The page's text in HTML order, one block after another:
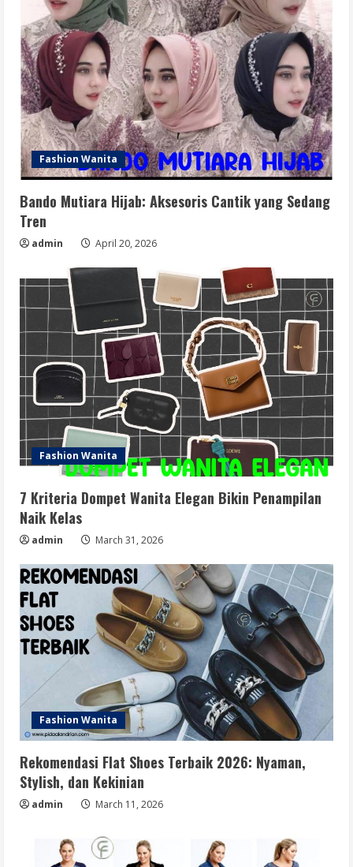
Fashion Wanita
Bando Mutiara Hijab: Aksesoris Cantik yang Sedang
Tren
admin April 20, 2026
Fashion Wanita
7 Kriteria Dompet Wanita Elegan Bikin Penampilan
Naik Kelas
admin March 31, 2026
Fashion Wanita
Rekomendasi Flat Shoes Terbaik 2026: Nyaman,
Stylish, dan Kekinian
admin March 11, 2026